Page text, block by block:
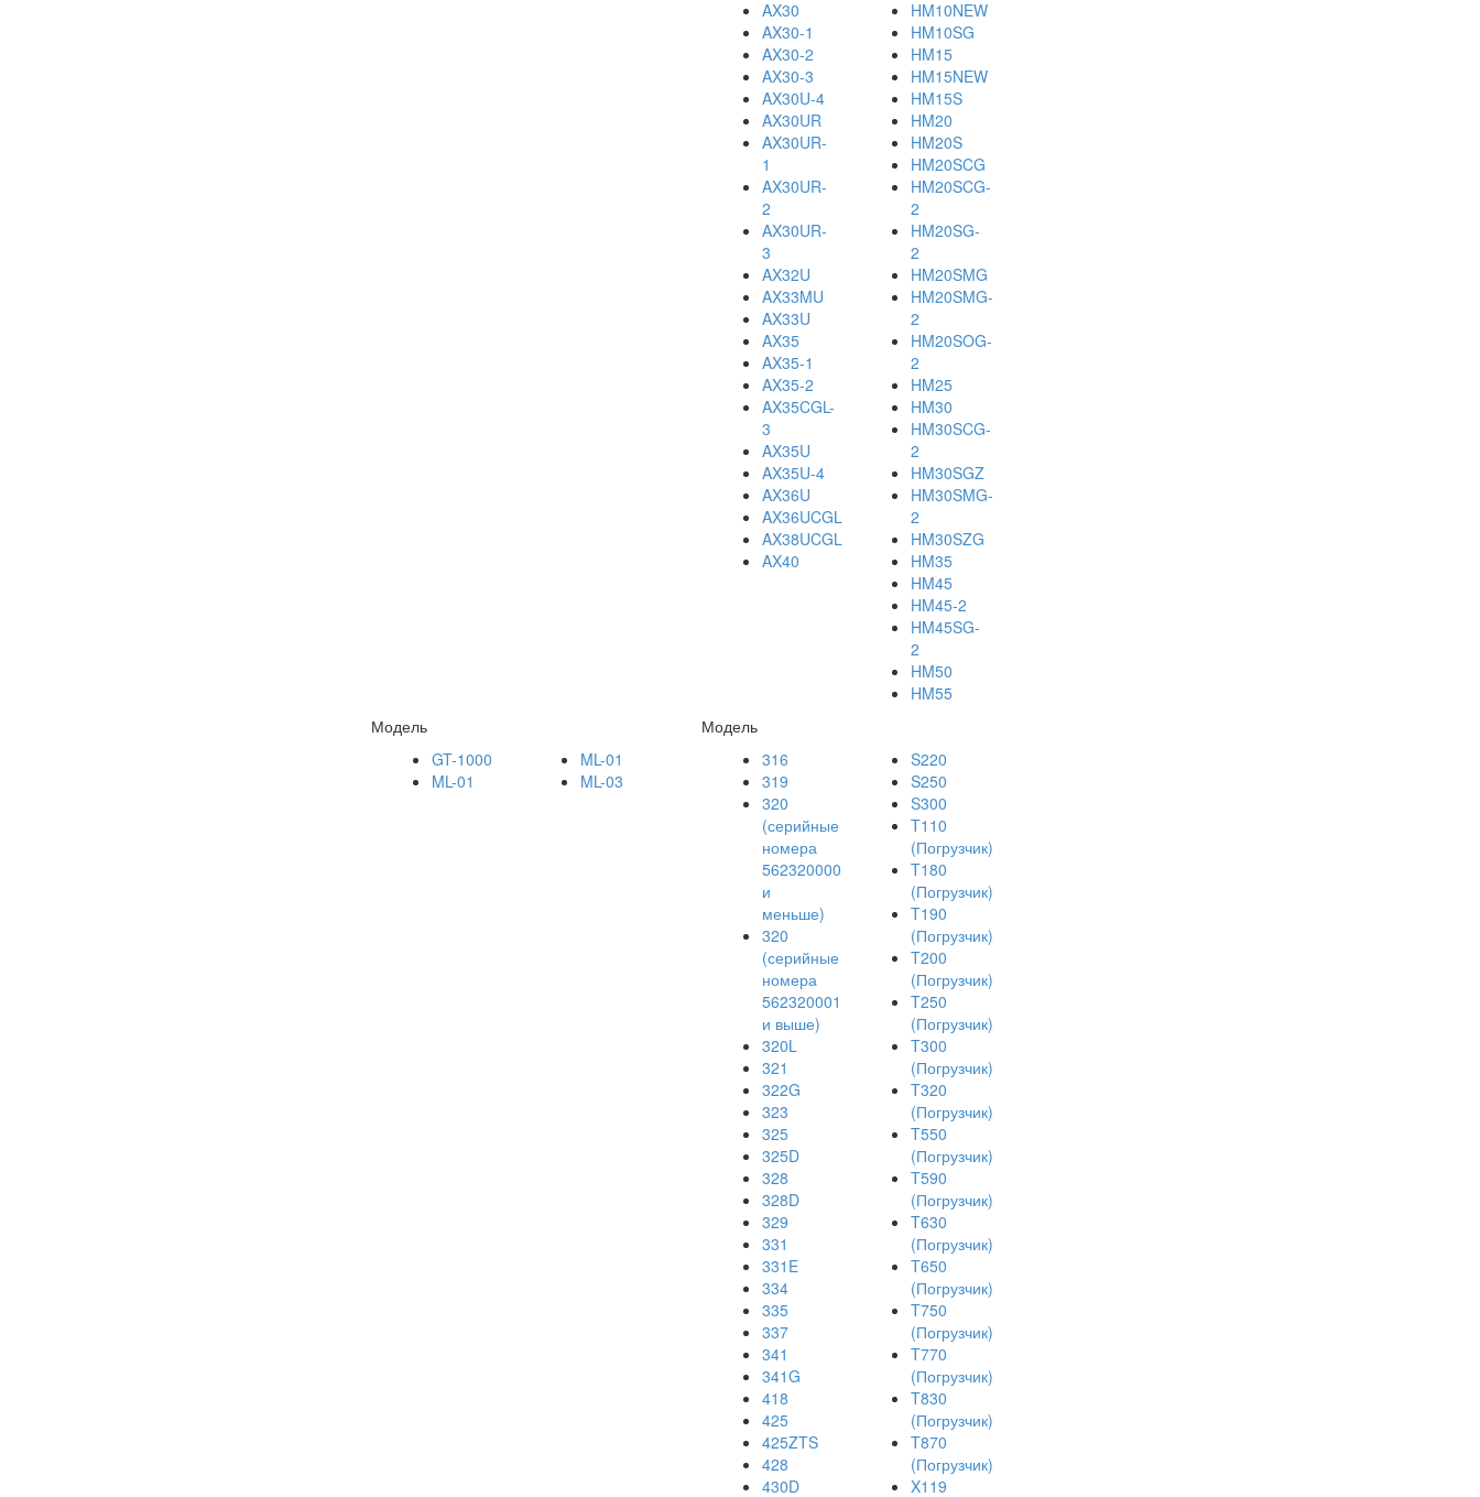
AX30
AX30-1
AX30-2
AX30-3
AX30U-4
AX30UR
AX30UR-
1
AX30UR-
2
AX30UR-
3
AX32U
AX33MU
AX33U
AX35
AX35-1
AX35-2
AX35CGL-
3
AX35U
AX35U-4
AX36U
AX36UCGL
AX38UCGL
AX40
HM10NEW
HM10SG
HM15
HM15NEW
HM15S
HM20
HM20S
HM20SCG
HM20SCG-
2
HM20SG-
2
HM20SMG
HM20SMG-
2
HM20SOG-
2
HM25
HM30
HM30SCG-
2
HM30SGZ
HM30SMG-
2
HM30SZG
HM35
HM45
HM45-2
HM45SG-
2
HM50
HM55
Модель
GT-1000
ML-01
ML-01
ML-03
Модель
316
319
320
(серийные
номера
562320000
и
меньше)
320
(серийные
номера
562320001
и выше)
320L
321
322G
323
325
325D
328
328D
329
331
331E
334
335
337
341
341G
418
425
425ZTS
428
430D
S220
S250
S300
T110
(Погрузчик)
T180
(Погрузчик)
T190
(Погрузчик)
T200
(Погрузчик)
T250
(Погрузчик)
T300
(Погрузчик)
T320
(Погрузчик)
T550
(Погрузчик)
T590
(Погрузчик)
T630
(Погрузчик)
T650
(Погрузчик)
T750
(Погрузчик)
T770
(Погрузчик)
T830
(Погрузчик)
T870
(Погрузчик)
X119